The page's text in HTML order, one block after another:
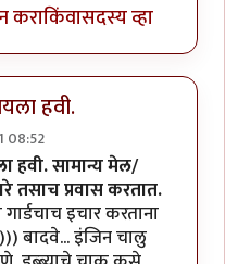
कराकिंवासदस्य व्हा
हवी.
08:52
हवी. सामान्य मेल/
तसाच प्रवास करतात.
गार्डचाच इचार करताना
बादवे... इंजिन चालु